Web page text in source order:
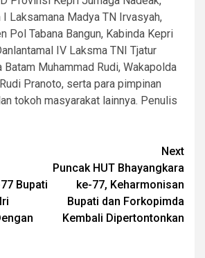
Laksamana Madya TN Irvasyah,
Pol Tabana Bangun, Kabinda Kepri
IV Laksma TNI Tjatur
Muhammad Rudi, Wakapolda
Pranoto, serta para pimpinan
tokoh masyarakat lainnya. Penulis
Bupati
Next
Puncak HUT Bhayangkara
ke-77, Keharmonisan
Bupati dan Forkopimda
Kembali Dipertontonkan